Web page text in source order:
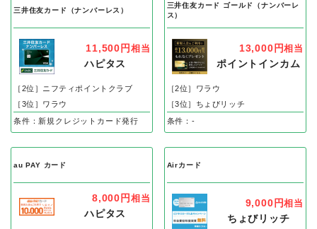
三井住友カード（ナンバーレス）
11,500円 相当
ハピタス
［2位］ニフティポイントクラブ
［3位］ワラウ
条件：新規クレジットカード発行
三井住友カード ゴールド（ナンバーレ
ス）
13,000円相当
ポイントインカム
［2位］ワラウ
［3位］ちょびリッチ
条件：-
au PAY カード
8,000円 相当
ハピタス
Airカード
9,000円相当
ちょびリッチ